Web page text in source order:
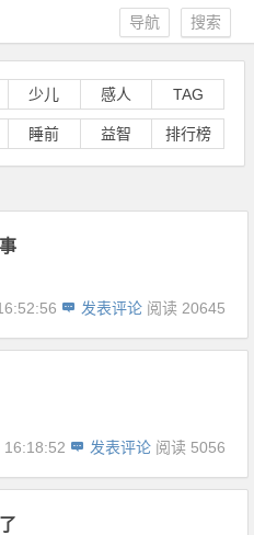
搜索
导航
少儿 感人 TAG
睡前 益智 排行榜
发表评论 阅读 20645
16:18:52 发表评论 阅读 5056